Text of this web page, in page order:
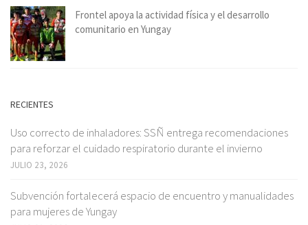
Frontel apoya la actividad física y el desarrollo
comunitario en Yungay
RECIENTES
Uso correcto de inhaladores: SSÑ entrega recomendaciones
para reforzar el cuidado respiratorio durante el invierno
JULIO 23, 2026
Subvención fortalecerá espacio de encuentro y manualidades
para mujeres de Yungay